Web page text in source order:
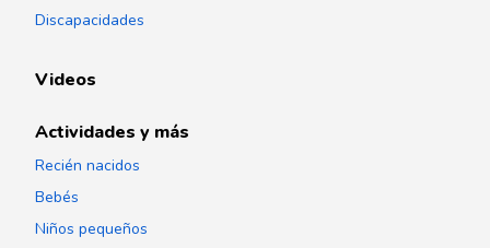
Discapacidades
Videos
Actividades y más
Recién nacidos
Bebés
Niños pequeños